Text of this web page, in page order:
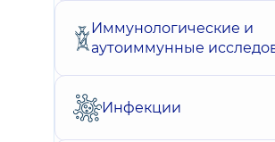
Иммунологические и
аутоиммунные
Инфекции